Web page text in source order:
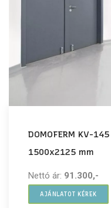
DOMOFERM KV-
1500x2125 mm
Nettó ár: 91.300,-
AJÁNLATOT KÉREK